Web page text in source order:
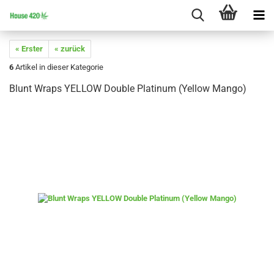
« Erster
« zurück
6 Artikel in dieser Kategorie
Blunt Wraps YELLOW Double Platinum (Yellow Mango)